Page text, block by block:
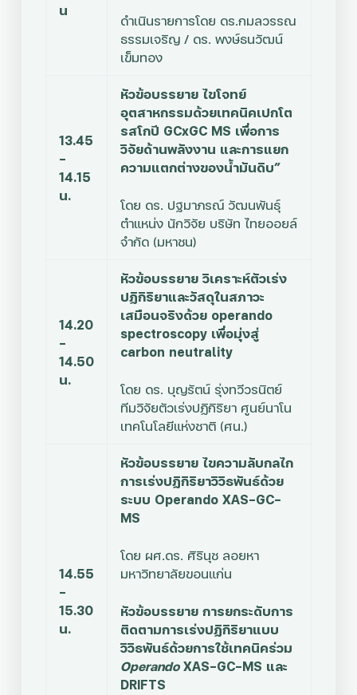
น
ดำเนินรายการโดย ดร.กมลวรรณ
ธรรมเจริญ / ดร. พงษ์ธนวัฒน์
เข็มทอง
13.45
–
14.15
น.
หัวข้อบรรยาย ไขโจทย์
อุตสาหกรรมด้วยเทคนิคเปกโต
รสโกปี GCxGC MS เพื่อการ
วิจัยด้านพลังงาน และการแยก
ความแตกต่างของน้ำมันดิบ”
โดย ดร. ปฐมาภรณ์ วัฒนพันธุ์
ตำแหน่ง นักวิจัย บริษัท ไทยออยล์
จำกัด (มหาชน)
14.20
–
14.50
น.
หัวข้อบรรยาย วิเคราะห์ตัวเร่ง
ปฏิกิริยาและวัสดุในสภาวะ
เสมือนจริงด้วย operando
spectroscopy เพื่อมุ่งสู่
carbon neutrality
โดย ดร. บุญรัตน์ รุ่งทวีวรนิตย์
ทีมวิจัยตัวเร่งปฏิกิริยา ศูนย์นาโน
เทคโนโลยีแห่งชาติ (ศน.)
14.55
–
15.30
น.
หัวข้อบรรยาย ไขความลับกลไก
การเร่งปฏิกิริยาวิวิธพันธ์ด้วย
ระบบ Operando XAS-GC-
MS
โดย ผศ.ดร. ศิรินุช ลอยหา
มหาวิทยาลัยขอนแก่น
หัวข้อบรรยาย การยกระดับการ
ติดตามการเร่งปฏิกิริยาแบบ
วิวิธพันธ์ด้วยการใช้เทคนิคร่วม
OperandoXAS-GC-MS และ
DRIFTS